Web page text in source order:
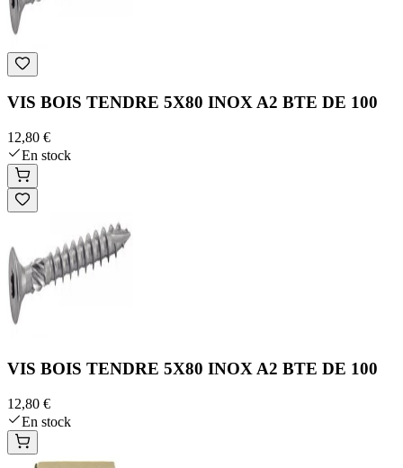
VIS BOIS TENDRE 5X80 INOX A2 BTE DE 100
12,80 €
En stock
VIS BOIS TENDRE 5X80 INOX A2 BTE DE 100
12,80 €
En stock